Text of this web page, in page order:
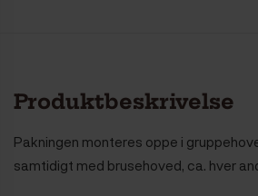
Produktbeskrivelse
Pakningen monteres oppe i
samtidigt med brusehoved, ca. hver